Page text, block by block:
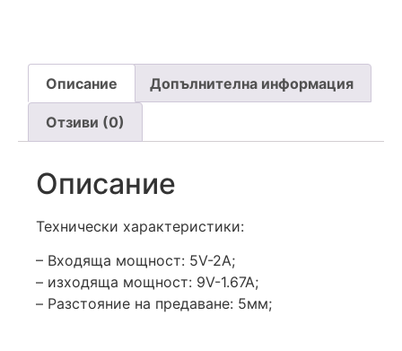
Описание Допълнителна информация
Отзиви (0)
Описание
Технически характеристики:
– Входяща мощност: 5V-2A;
– изходяща мощност: 9V-1.67A;
– Разстояние на предаване: 5мм;